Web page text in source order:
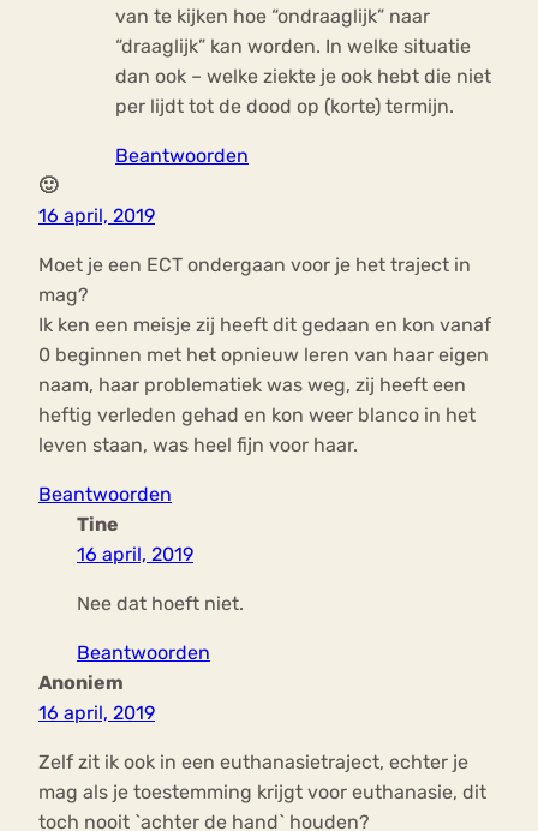
van te kijken hoe “ondraaglijk” naar
“draaglijk” kan worden. In welke situatie
dan ook – welke ziekte je ook hebt die niet
per lijdt tot de dood op (korte) termijn.
Beantwoorden
🙂
16 april, 2019
Moet je een ECT ondergaan voor je het traject in
mag?
Ik ken een meisje zij heeft dit gedaan en kon vanaf
0 beginnen met het opnieuw leren van haar eigen
naam, haar problematiek was weg, zij heeft een
heftig verleden gehad en kon weer blanco in het
leven staan, was heel fijn voor haar.
Beantwoorden
Tine
16 april, 2019
Nee dat hoeft niet.
Beantwoorden
Anoniem
16 april, 2019
Zelf zit ik ook in een euthanasietraject, echter je
mag als je toestemming krijgt voor euthanasie, dit
toch nooit `achter de hand` houden?